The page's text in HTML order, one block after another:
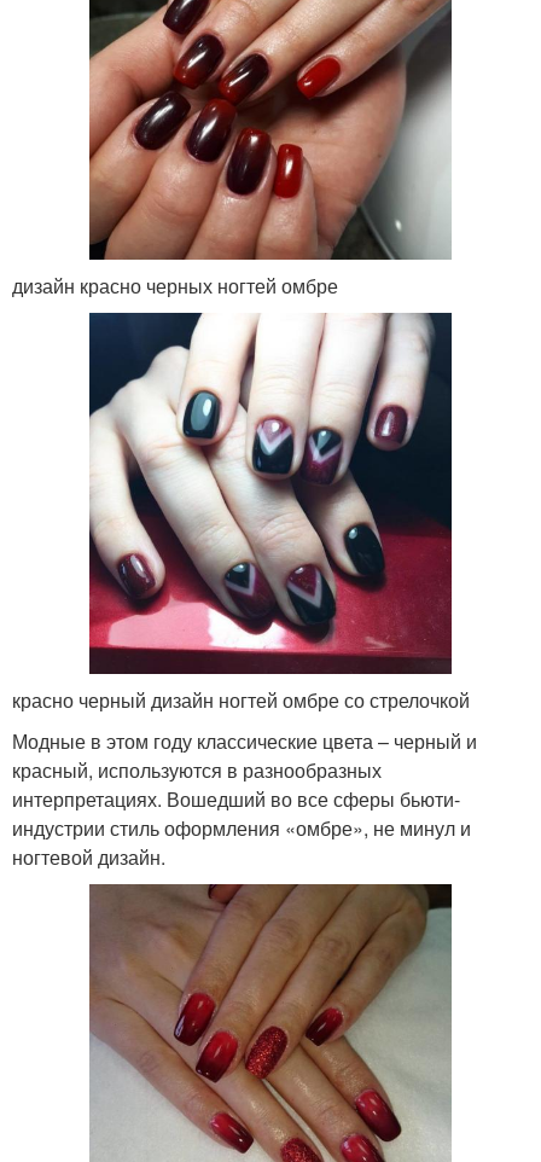
дизайн красно черных ногтей омбре
красно черный дизайн ногтей омбре со стрелочкой
Модные в этом году классические цвета – черный и
красный, используются в разнообразных
интерпретациях. Вошедший во все сферы бьюти-
индустрии стиль оформления «омбре», не минул и
ногтевой дизайн.